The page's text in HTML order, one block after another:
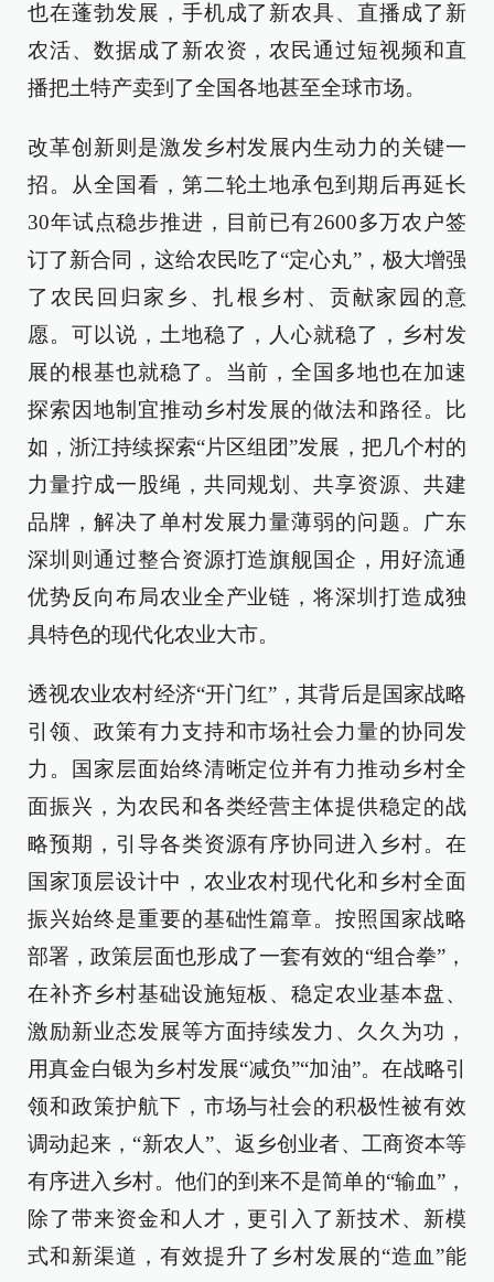
也在蓬勃发展，手机成了新农具、直播成了新
农活、数据成了新农资，农民通过短视频和直
播把土特产卖到了全国各地甚至全球市场。
改革创新则是激发乡村发展内生动力的关键一
招。从全国看，第二轮土地承包到期后再延长
30年试点稳步推进，目前已有2600多万农户签
订了新合同，这给农民吃了“定心丸”，极大增强
了农民回归家乡、扎根乡村、贡献家园的意
愿。可以说，土地稳了，人心就稳了，乡村发
展的根基也就稳了。当前，全国多地也在加速
探索因地制宜推动乡村发展的做法和路径。比
如，浙江持续探索“片区组团”发展，把几个村的
力量拧成一股绳，共同规划、共享资源、共建
品牌，解决了单村发展力量薄弱的问题。广东
深圳则通过整合资源打造旗舰国企，用好流通
优势反向布局农业全产业链，将深圳打造成独
具特色的现代化农业大市。
透视农业农村经济“开门红”，其背后是国家战略
引领、政策有力支持和市场社会力量的协同发
力。国家层面始终清晰定位并有力推动乡村全
面振兴，为农民和各类经营主体提供稳定的战
略预期，引导各类资源有序协同进入乡村。在
国家顶层设计中，农业农村现代化和乡村全面
振兴始终是重要的基础性篇章。按照国家战略
部署，政策层面也形成了一套有效的“组合拳”，
在补齐乡村基础设施短板、稳定农业基本盘、
激励新业态发展等方面持续发力、久久为功，
用真金白银为乡村发展“减负”“加油”。在战略引
领和政策护航下，市场与社会的积极性被有效
调动起来，“新农人”、返乡创业者、工商资本等
有序进入乡村。他们的到来不是简单的“输血”，
除了带来资金和人才，更引入了新技术、新模
式和新渠道，有效提升了乡村发展的“造血”能